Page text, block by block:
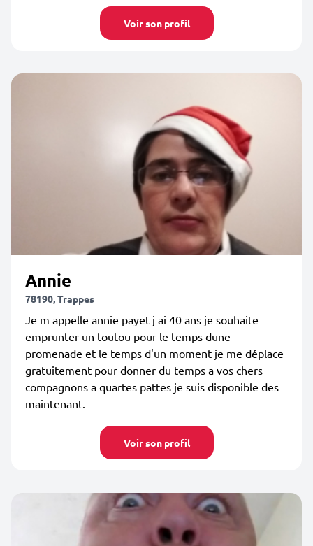
Voir son profil
Annie
78190, Trappes
Je m appelle annie payet j ai 40 ans je souhaite
emprunter un toutou pour le temps dune
promenade et le temps d'un moment je me déplace
gratuitement pour donner du temps a vos chers
compagnons a quartes pattes je suis disponible des
maintenant.
Voir son profil